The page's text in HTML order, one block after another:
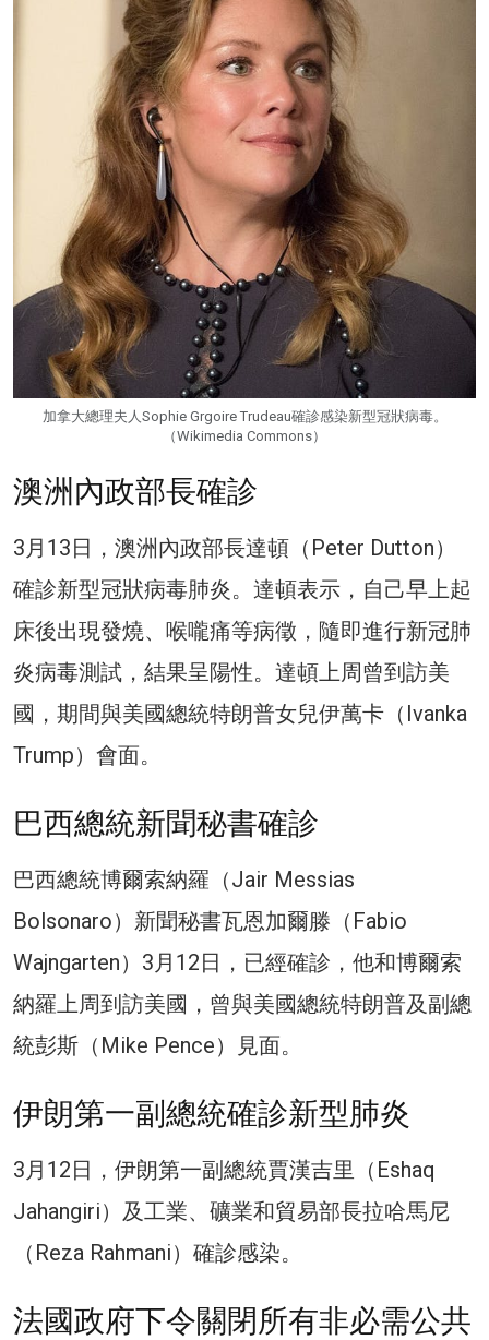
加拿大總理夫人Sophie Grgoire Trudeau確診感染新型冠狀病毒。
（Wikimedia Commons）
澳洲內政部長確診
3月13日，澳洲內政部長達頓（Peter Dutton）
確診新型冠狀病毒肺炎。達頓表示，自己早上起
床後出現發燒、喉嚨痛等病徵，隨即進行新冠肺
炎病毒測試，結果呈陽性。達頓上周曾到訪美
國，期間與美國總統特朗普女兒伊萬卡（Ivanka
Trump）會面。
巴西總統新聞秘書確診
巴西總統博爾索納羅（Jair Messias
Bolsonaro）新聞秘書瓦恩加爾滕（Fabio
Wajngarten）3月12日，已經確診，他和博爾索
納羅上周到訪美國，曾與美國總統特朗普及副總
統彭斯（Mike Pence）見面。
伊朗第一副總統確診新型肺炎
3月12日，伊朗第一副總統賈漢吉里（Eshaq
Jahangiri）及工業、礦業和貿易部長拉哈馬尼
（Reza Rahmani）確診感染。
法國政府下令關閉所有非必需公共